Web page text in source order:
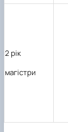
2 рік
магістри